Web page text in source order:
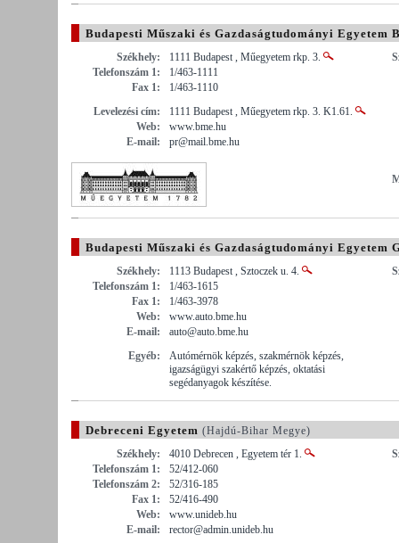
Budapesti Műszaki és Gazdaságtudományi Egyetem
Székhely:
1111 Budapest , Műegyetem rkp. 3.
Telefonszám 1:
1/463-1111
Fax 1:
1/463-1110
Levelezési cím:
1111 Budapest , Műegyetem rkp. 3. K1.61.
Web:
www.bme.hu
E-mail:
pr@mail.bme.hu
Budapesti Műszaki és Gazdaságtudományi Egyetem
Székhely:
1113 Budapest , Sztoczek u. 4.
Telefonszám 1:
1/463-1615
Fax 1:
1/463-3978
Web:
www.auto.bme.hu
E-mail:
auto@auto.bme.hu
Egyéb:
Autómérnök képzés, szakmérnök képzés,
igazságügyi szakértő képzés, oktatási
segédanyagok készítése.
Debreceni Egyetem (Hajdú-Bihar Megye)
Székhely:
4010 Debrecen , Egyetem tér 1.
Telefonszám 1:
52/412-060
Telefonszám 2:
52/316-185
Fax 1:
52/416-490
Web:
www.unideb.hu
E-mail:
rector@admin.unideb.hu